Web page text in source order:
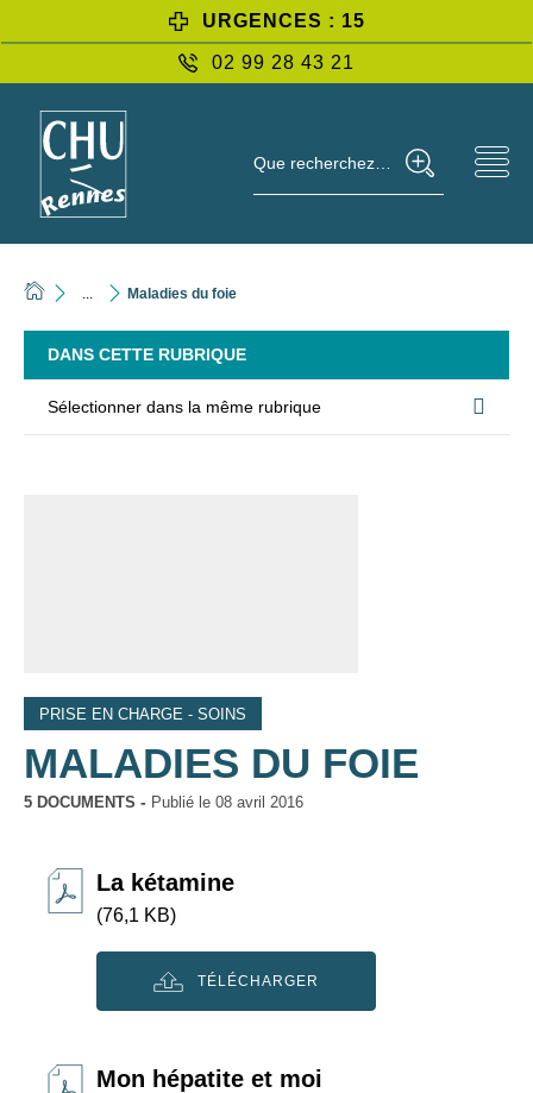
URGENCES : 15
02 99 28 43 21
Que recherchez-vous ?
Maladies du foie
DANS CETTE RUBRIQUE
Sélectionner dans la même rubrique
PRISE EN CHARGE - SOINS
MALADIES DU FOIE
5 DOCUMENTS Publié le 08 avril 2016
La kétamine
(76,1 KB)
TÉLÉCHARGER
Mon hépatite et moi